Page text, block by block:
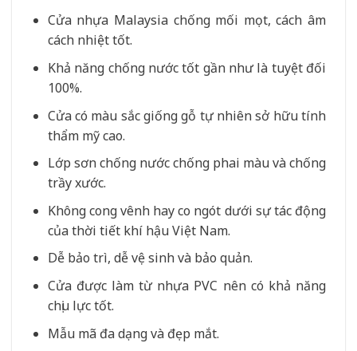
Cửa nhựa Malaysia chống mối mọt, cách âm
cách nhiệt tốt.
Khả năng chống nước tốt gần như là tuyệt đối
100%.
Cửa có màu sắc giống gỗ tự nhiên sở hữu tính
thẩm mỹ cao.
Lớp sơn chống nước chống phai màu và chống
trầy xước.
Không cong vênh hay co ngót dưới sự tác động
của thời tiết khí hậu Việt Nam.
Dễ bảo trì, dễ vệ sinh và bảo quản.
Cửa được làm từ nhựa PVC nên có khả năng
chịu lực tốt.
Mẫu mã đa dạng và đẹp mắt.